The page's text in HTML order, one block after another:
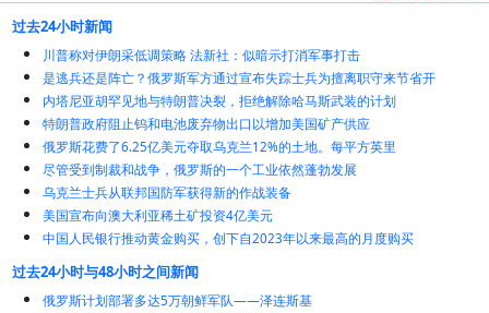
过去24小时新闻
川普称对伊朗采低调策略 法新社：似暗示打消军事打击
是逃兵还是阵亡？俄罗斯军方通过宣布失踪士兵为擅离职守来节省开
内塔尼亚胡罕见地与特朗普决裂，拒绝解除哈马斯武装的计划
特朗普政府阻止钨和电池废弃物出口以增加美国矿产供应
俄罗斯花费了6.25亿美元夺取乌克兰12%的土地。每平方英里
尽管受到制裁和战争，俄罗斯的一个工业依然蓬勃发展
乌克兰士兵从联邦国防军获得新的作战装备
美国宣布向澳大利亚稀土矿投资4亿美元
中国人民银行推动黄金购买，创下自2023年以来最高的月度购买
过去24小时与48小时之间新闻
俄罗斯计划部署多达5万朝鲜军队——泽连斯基